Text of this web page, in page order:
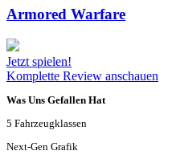
Armored Warfare
Jetzt spielen!
Komplette Review anschauen
Was Uns Gefallen Hat
5 Fahrzeugklassen
Next-Gen Grafik